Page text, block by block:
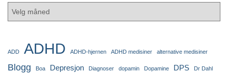
ADD ADHD ADHD-hjernen ADHD medisiner alternative medisiner
Blogg Boa Depresjon Diagnoser dopamin Dopamine DPS
Dr Dahl